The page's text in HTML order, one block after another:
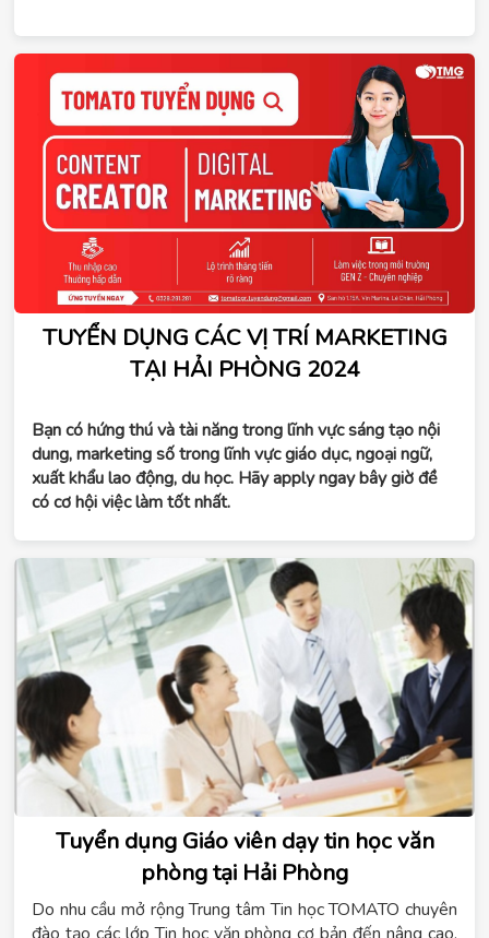
TUYỂN DỤNG CÁC VỊ TRÍ MARKETING
TẠI HẢI PHÒNG 2024
Bạn có hứng thú và tài năng trong lĩnh vực sáng tạo nội
dung, marketing số trong lĩnh vực giáo dục, ngoại ngữ,
xuất khẩu lao động, du học. Hãy apply ngay bây giờ đề
có cơ hội việc làm tốt nhất.
Tuyển dụng Giáo viên dạy tin học văn
phòng tại Hải Phòng
Do nhu cầu mở rộng Trung tâm Tin học TOMATO chuyên